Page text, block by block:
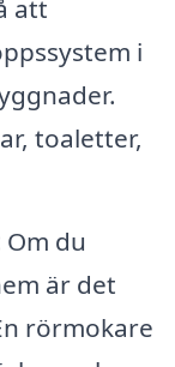
att
i
toaletter,
Om du
är det
rörmokare